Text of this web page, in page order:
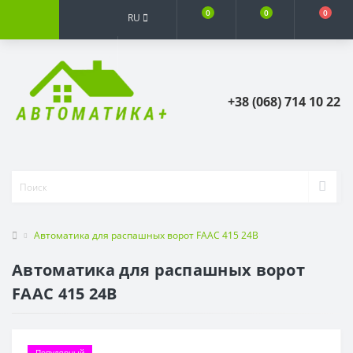
RU 0 0 0
+38 (068) 714 10 22
Автоматика для распашных ворот FAAC 415 24В
Автоматика для распашных ворот
FAAC 415 24В